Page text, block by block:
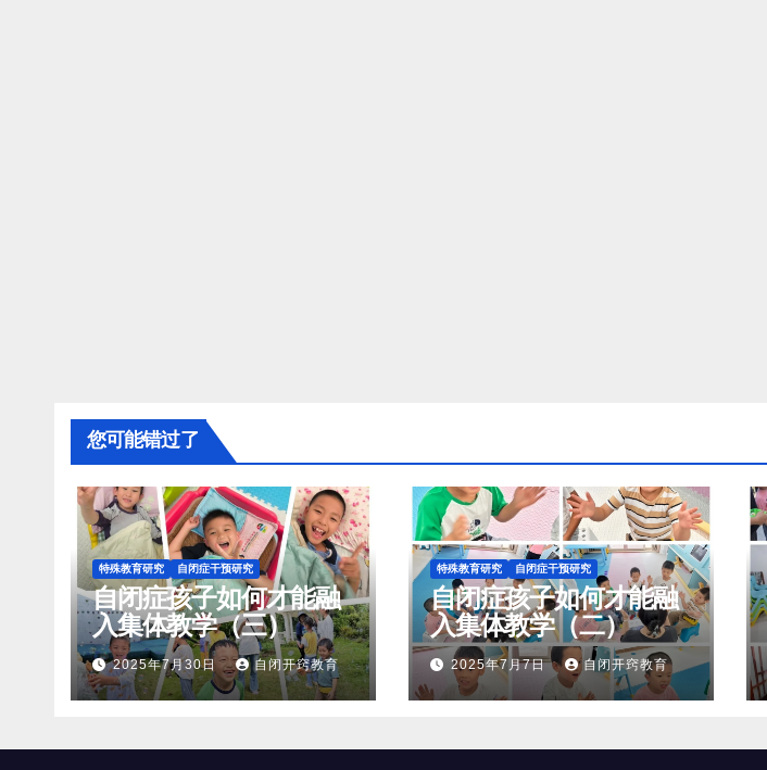
您可能错过了
特殊教育研究 自闭症干预研究
自闭症孩子如何才能融
入集体教学（三）
2025年7月30日 自闭开窍教育
特殊教育研究 自闭症干预研究
自闭症孩子如何才能融
入集体教学（二）
2025年7月7日 自闭开窍教育